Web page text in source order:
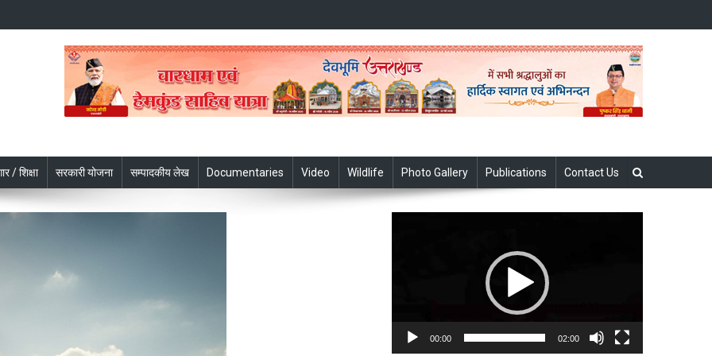
/ शिक्षा सरकारी योजना सम्पादकीय लेख Documentaries Video Wildlife Photo Gallery Publications Contact Us
00:00 02:00